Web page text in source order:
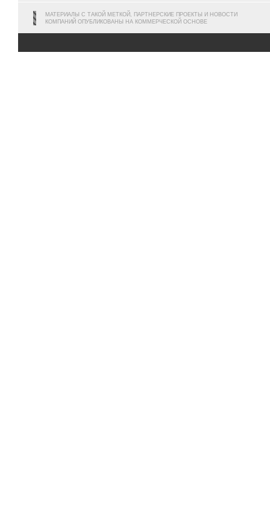
МАТЕРИАЛЫ С ТАКОЙ МЕТКОЙ, ПАРТНЕРСКИЕ ПРОЕКТЫ И НОВОСТИ
КОМПАНИЙ ОПУБЛИКОВАНЫ НА КОММЕРЧЕСКОЙ ОСНОВЕ